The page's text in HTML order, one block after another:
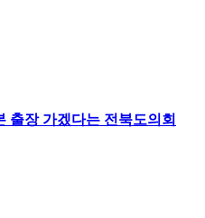
장 가겠다는 전북도의회